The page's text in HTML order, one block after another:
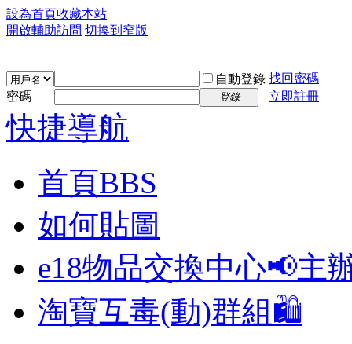
設為首頁收藏本站
開啟輔助訪問 切換到窄版
自動登錄 找回密碼
密碼
登錄 立即註冊
快捷導航
首頁BBS
如何貼圖
e18物品交換中心📢主
淘寶互毒(動)群組🛍️